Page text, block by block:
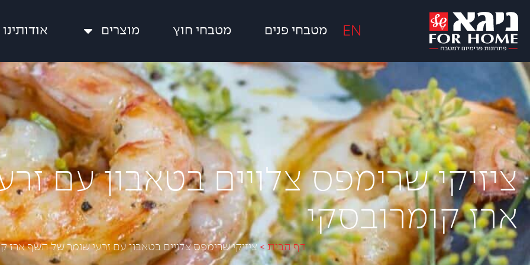
EN מטבחי פנים מטבחי חוץ מוצרים אודותינו
ציזיקי שרימפס צלויים בטאבון עם
ארז קומרובסקי
דף הבית>ציזיקי שרימפס צלויים בטאבון עם זרעי שומר של השף ארז